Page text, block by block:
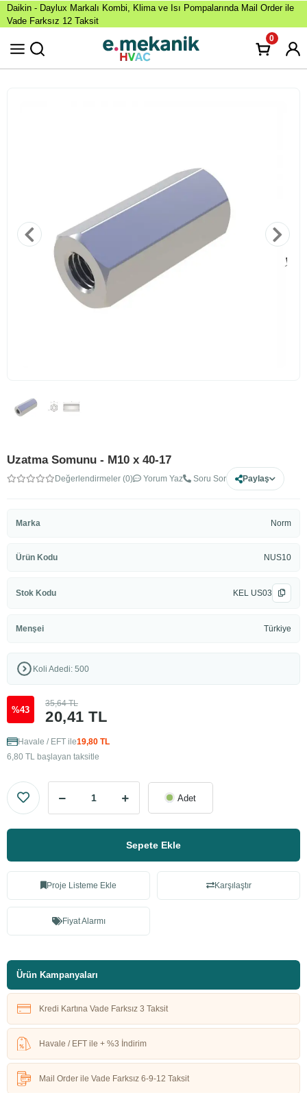
Daikin - Daylux Markalı Kombi, Klima ve Isı Pompalarında Mail Order ile
Vade Farksız 12 Taksit
0
Uzatma Somunu - M10 x 40-17
Değerlendirmeler (0) Yorum Yaz Soru Sor Paylaş
Marka Norm
Ürün Kodu NUS10
Stok Kodu KEL US03
Menşei Türkiye
Koli Adedi: 500
%43 20,41 TL
35,64 TL
Havale / EFT ile19,80 TL
6,80 TL başlayan taksitle
Adet
Sepete Ekle
Proje Listeme Ekle Karşılaştır
Fiyat Alarmı
Ürün Kampanyaları
Kredi Kartına Vade Farksız 3 Taksit
Havale / EFT ile + %3 İndirim
Mail Order ile Vade Farksız 6-9-12 Taksit